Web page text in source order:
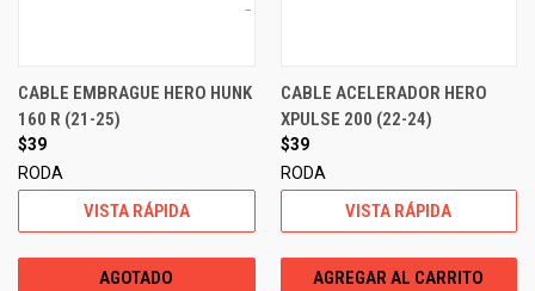
CABLE EMBRAGUE HERO HUNK
160 R (21-25)
$39
RODA
VISTA RÁPIDA
AGOTADO
CABLE ACELERADOR HERO
XPULSE 200 (22-24)
$39
RODA
VISTA RÁPIDA
AGREGAR AL CARRITO